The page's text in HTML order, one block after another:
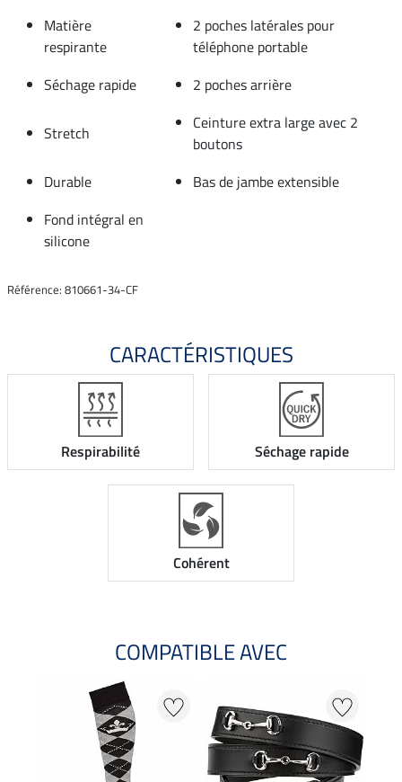
Matière
respirante
2 poches latérales pour
téléphone portable
Séchage rapide
2 poches arrière
Stretch
Ceinture extra large avec 2
boutons
Durable
Bas de jambe extensible
Fond intégral en
silicone
Référence: 810661-34-CF
CARACTÉRISTIQUES
Respirabilité Séchage rapide
Cohérent
COMPATIBLE AVEC